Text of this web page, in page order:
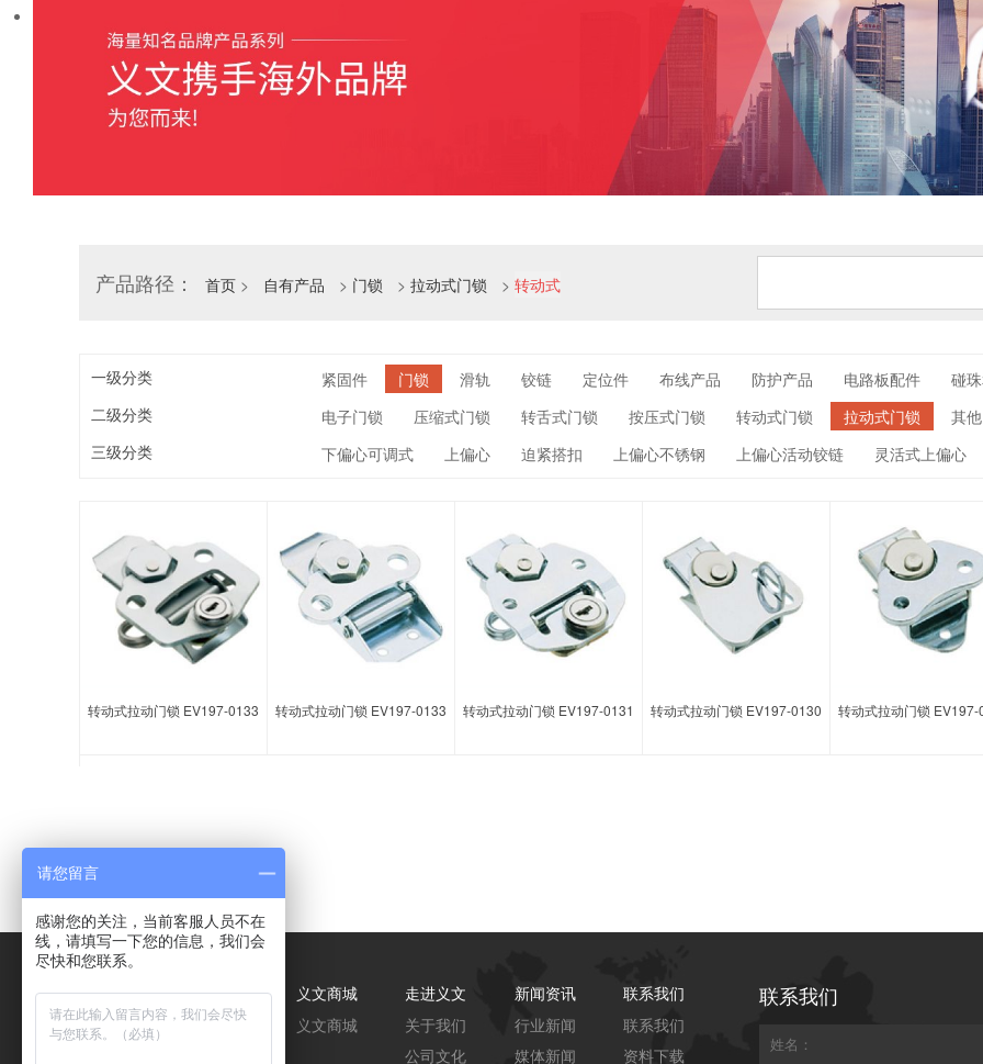
产品路径： 首页 > 自有产品 > 门锁 > 拉动式门锁 > 转动式
一级分类 紧固件 门锁 滑轨 铰链 定位件 布线产品 防护产品 电路板配件
碰
二级分类
电子门锁 压缩式门锁 转舌式门锁 按压式门锁 转动式门锁 拉动式门锁
其
三级分类
下偏心可调式 上偏心 迫紧搭扣 上偏心不锈钢 上偏心活动铰链 灵活式上偏心
转动式拉动门锁 EV197-0133 转动式拉动门锁 EV197-0133 转动式拉动门锁 EV197-0131 转动式拉动门锁 EV197-0130 转动式拉动门锁
转动式
产品中心
代理品牌馆
解决方案
服务介绍
义文商城
义文商城
走进义文
关于我们
公司文化
新闻资讯
行业新闻
媒体新闻
联系我们
联系我们
资料下载
联系我们
请您留言
感谢您的关注，当前客服人员不在
线，请填写一下您的信息，我们会
尽快和您联系。